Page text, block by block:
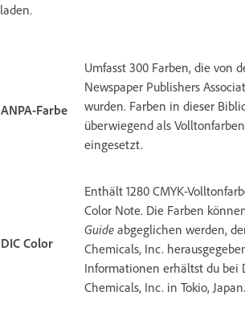
laden.
ANPA-Farbe
Umfasst 300 Farben, die von
Newspaper Publishers
wurden. Farben in dieser
überwiegend als
eingesetzt.
DIC Color
Enthält 1280 CMYK-
Color Note. Die Farben
Guide abgeglichen werden,
Chemicals, Inc.
Informationen erhältst du bei
Chemicals, Inc. in Tokio, Japan.